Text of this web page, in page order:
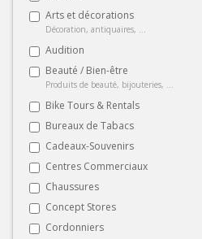
Arts et décorations
Décoration, antiquaires, ...
Audition
Beauté / Bien-être
Produits de beauté, bijouteries, ...
Bike Tours & Rentals
Bureaux de Tabacs
Cadeaux-Souvenirs
Centres Commerciaux
Chaussures
Concept Stores
Cordonniers